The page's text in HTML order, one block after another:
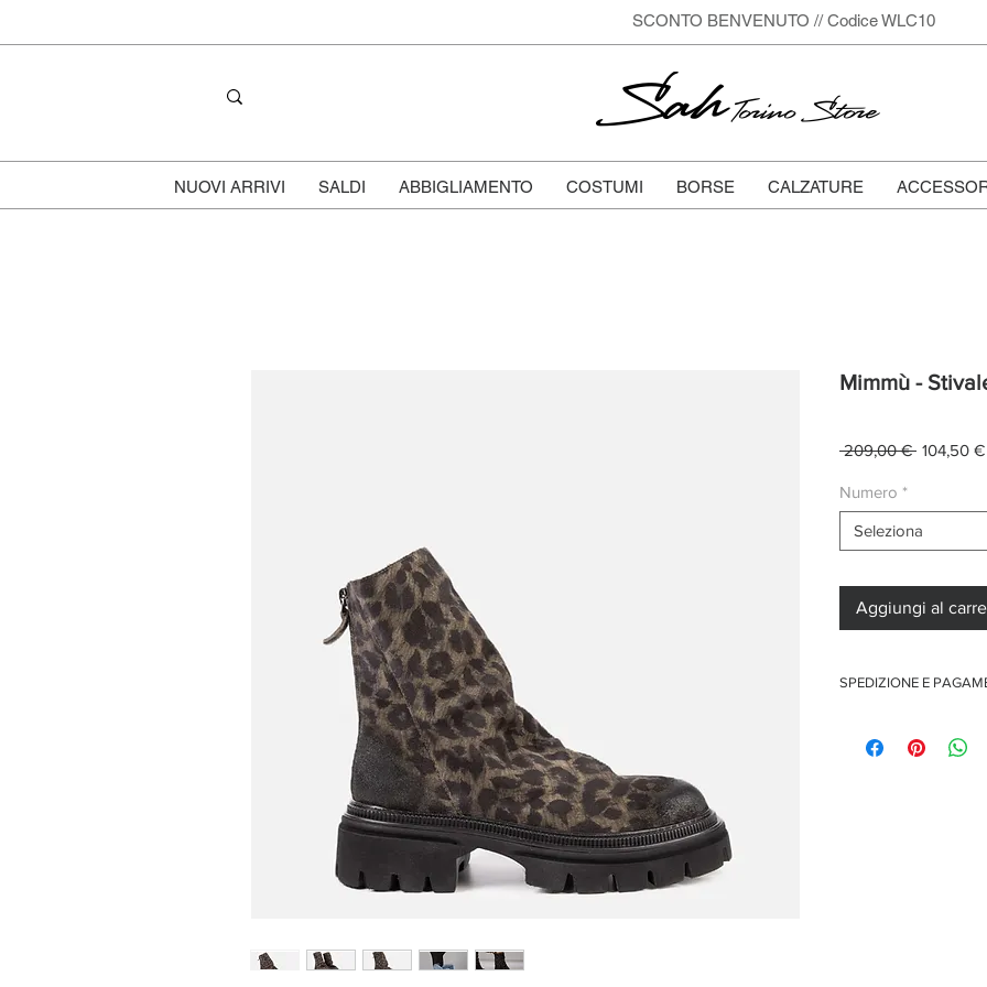
SCONTO BENVENUTO // Codice WLC10
SahTorino Store
NUOVI ARRIVI SALDI ABBIGLIAMENTO COSTUMI BORSE CALZATURE
Mimmù -
209,00 € Prezzo
104,50 €
Numero *
Seleziona
Aggiungi al
SPEDIZIONE E
Pagamenti sicuri con